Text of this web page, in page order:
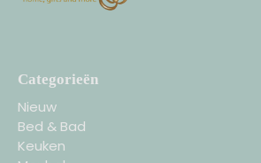
Categorieën
Nieuw
Bed & Bad
Keuken